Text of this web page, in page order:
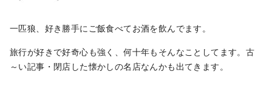
一匹狼、好き勝手にご飯食べてお酒を飲んでます。
旅行が好きで好奇心も強く、何十年もそんなことしてます。古
～い記事・閉店した懐かしの名店なんかも出てきます。